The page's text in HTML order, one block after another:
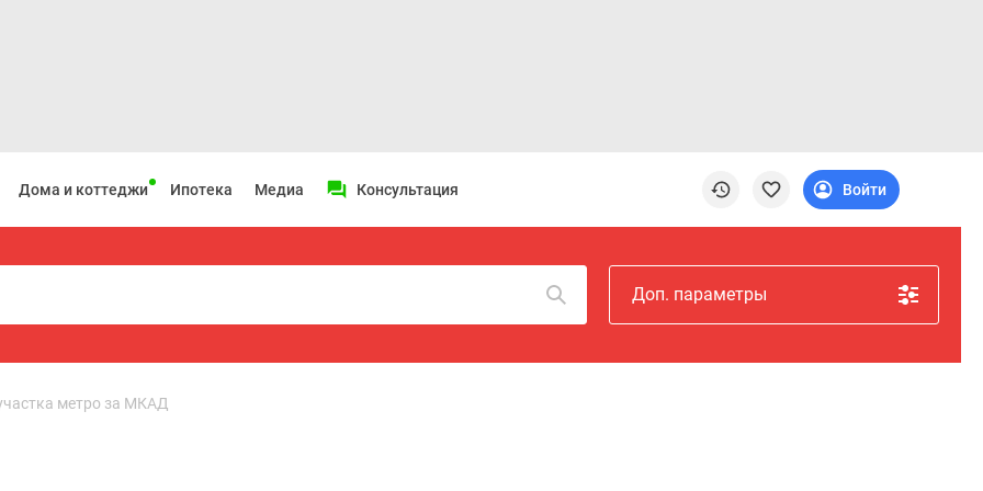
Дома и коттеджи Ипотека Медиа Консультация Войти
Доп. параметры
метро за МКАД